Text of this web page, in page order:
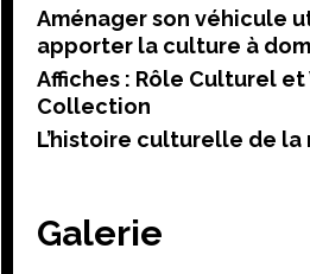
Aménager son véhicule
apporter la culture à
Affiches : Rôle Culturel et
Collection
L’histoire culturelle de la
Galerie